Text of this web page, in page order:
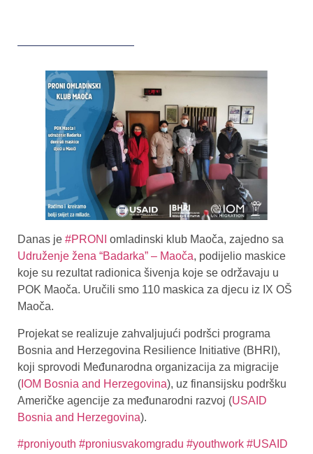
Danas je #PRONI
omladinski klub Maoča, zajedno sa
Udruženje žena “Badarka” – Maoča, podijelio maskice
koje su rezultat radionica šivenja koje se održavaju u
POK Maoča. Uručili smo 110 maskica za djecu iz IX OŠ
Maoča.
Projekat se realizuje zahvaljujući podršci programa
Bosnia and Herzegovina Resilience Initiative (BHRI),
koji sprovodi Međunarodna organizacija za migracije
( IOM Bosnia and Herzegovina), uz finansijsku podršku
Američke agencije za međunarodni razvoj (USAID
Bosnia and Herzegovina).
#proniyouth #proniusvakomgradu #youthwork #USAID